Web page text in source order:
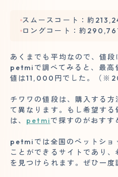
スムースコート：約
ロングコート：約
あくまでも平均なので、値段
petmiで調べてみると、最
値は11,000円でした。（
チワワの値段は、購入する
て異なります。もし希望す
は、 petmiで探すのがおすす
petmiでは全国のペットショ
ことができるサイトであり
を見つけられます。ぜひ一度